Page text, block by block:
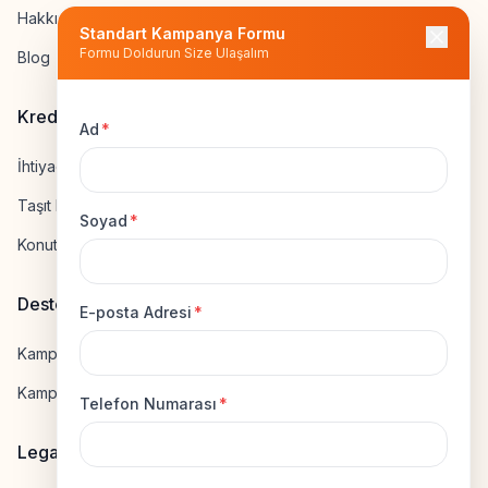
Standart Kampanya Formu
Formu Doldurun Size Ulaşalım
Ad *
Soyad *
E-posta Adresi *
Telefon Numarası *
Hakkımızda
Blog
Kredi Hesapla
İhtiyaç Kredisi Hesapla
Taşıt Kredisi Hesapla
Konut Kredisi Hesapla
Destek
Kampanya Gönderme
Kampanyaya Katılma
Legal